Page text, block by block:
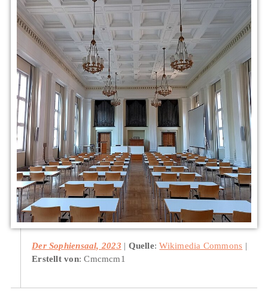
Der Sophiensaal, 2023 Quelle:Wikimedia Commons
Erstellt von: Cmcmcm1